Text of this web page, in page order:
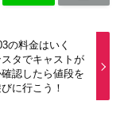
の料金はいく
タでキャストが
認したら値段を
に行こう！